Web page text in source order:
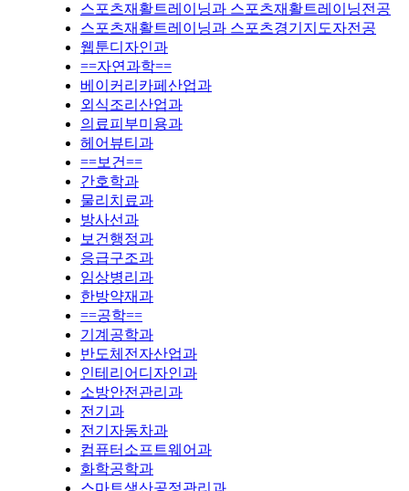
스포츠재활트레이닝과 스포츠재활트레이닝전공
스포츠재활트레이닝과 스포츠경기지도자전공
웹툰디자인과
==자연과학==
베이커리카페산업과
외식조리산업과
의료피부미용과
헤어뷰티과
==보건==
간호학과
물리치료과
방사선과
보건행정과
응급구조과
임상병리과
한방약재과
==공학==
기계공학과
반도체전자산업과
인테리어디자인과
소방안전관리과
전기과
전기자동차과
컴퓨터소프트웨어과
화학공학과
스마트생산공정관리과